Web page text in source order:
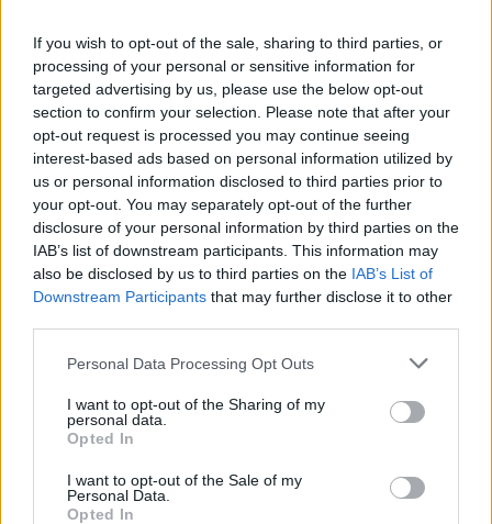
If you wish to opt-out of the sale, sharing to third parties, or
processing of your personal or sensitive information for
targeted advertising by us, please use the below opt-out
section to confirm your selection. Please note that after your
opt-out request is processed you may continue seeing
interest-based ads based on personal information utilized by
us or personal information disclosed to third parties prior to
your opt-out. You may separately opt-out of the further
disclosure of your personal information by third parties on the
IAB’s list of downstream participants. This information may
also be disclosed by us to third parties on the IAB’s List of
Downstream Participants that may further disclose it to other
Personal Data Processing Opt Outs
I want to opt-out of the Sharing of my
personal data.
Opted In
I want to opt-out of the Sale of my
Personal Data.
Opted In
mil euros num "sunset"?
7/08/2026